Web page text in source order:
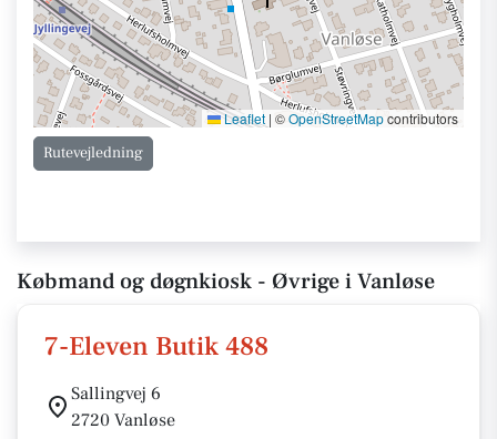
Leaflet | ©OpenStreetMapcontributors
Rutevejledning
Købmand og døgnkiosk - Øvrige i Vanløse
7-Eleven Butik 488
Sallingvej 6
2720 Vanløse